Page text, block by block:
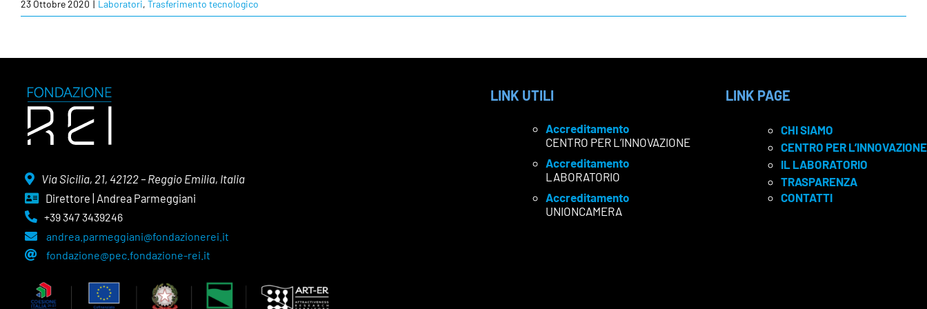
23 Ottobre 2020 | Laboratori, Trasferimento tecnologico
Via Sicilia, 21, 42122 – Reggio Emilia, Italia
Direttore | Andrea Parmeggiani
+39 347 3439246
andrea.parmeggiani@fondazionerei.it
fondazione@pec.fondazione-rei.it
LINK UTILI
Accreditamento
CENTRO PER L’INNOVAZIONE
Accreditamento
LABORATORIO
Accreditamento
UNIONCAMERA
LINK PAGE
CHI SIAMO
CENTRO PER L’INNOVAZIONE
IL LABORATORIO
TRASPARENZA
CONTATTI